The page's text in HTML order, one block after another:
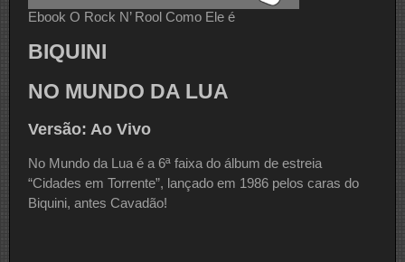
Ebook O Rock N’ Rool Como Ele é
BIQUINI
NO MUNDO DA LUA
Versão: Ao Vivo
No Mundo da Lua é a 6ª faixa do álbum de estreia
“Cidades em Torrente”, lançado em 1986 pelos caras do
Biquini, antes Cavadão!